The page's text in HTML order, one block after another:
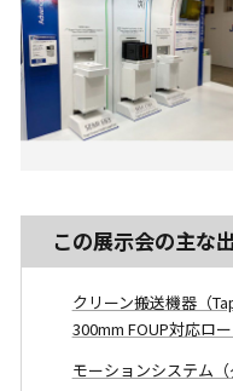
この展示会の主な
クリーン搬送機器（
300mm FOUP対応ロ
モーションシステム（